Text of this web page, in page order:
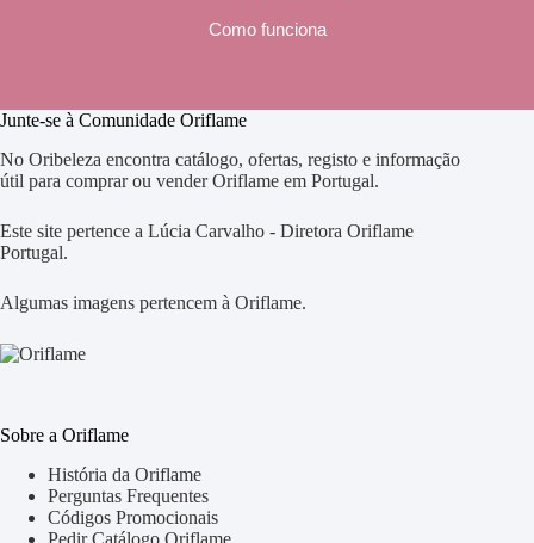
Como funciona
Junte-se à Comunidade Oriflame
No Oribeleza encontra catálogo, ofertas, registo e informação
útil para comprar ou vender Oriflame em Portugal.
Este site pertence a Lúcia Carvalho - Diretora Oriflame
Portugal.
Algumas imagens pertencem à Oriflame.
Sobre a Oriflame
História da Oriflame
Perguntas Frequentes
Códigos Promocionais
Pedir Catálogo Oriflame